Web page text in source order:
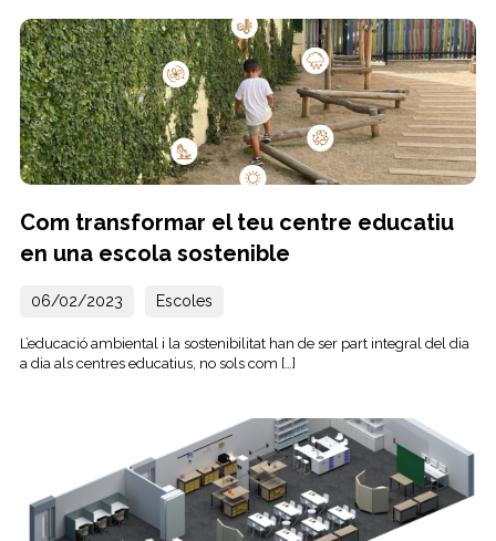
Com transformar el teu centre educatiu
en una escola sostenible
06/02/2023 Escoles
L’educació ambiental i la sostenibilitat han de ser part integral del dia
a dia als centres educatius, no sols com […]